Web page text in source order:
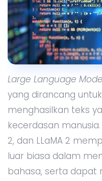
Large Language
yang dirancang
menghasilkan teks
kecerdasan
2, dan LLaMA 2
luar biasa dalam
bahasa, serta dapat